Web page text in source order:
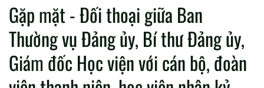
Gặp mặt - Đối thoại giữa Ban
Thường vụ Đảng ủy, Bí thư Đảng ủy,
Giám đốc Học viện với cán bộ, đoàn